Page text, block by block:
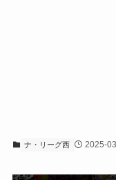
ナ・リーグ西 2025-